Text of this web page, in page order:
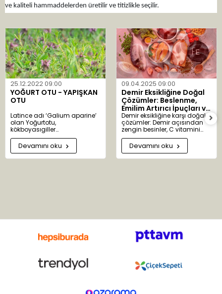
ve kaliteli hammaddelerden üretilir ve titizlikle seçilir.
Aktarist.com üzerinden Malkoç markalı ürünleri satın alarak, sağlıklı
beslenme alışkanlıklarınızı destekleyebilirsiniz. Lezzetli ve sağlıklı tahıl
ürünlerimiz, sizlere doğal ve besleyici bir alternatif sunar. Aktarist.com,
Malkoç markasının güvenilir ve yetkili satıcısıdır.
25.12.2022 09:00
YOĞURT OTU - YAPIŞKAN
OTU
Latince adı ‘Galium aparine’
olan Yoğurtotu,
kökboyasıgiller
familyasındandır. ‘Galium’
kelimesi ‘gala’ kelimesinden
türemiştir. Süt anlamına gelir.
Yoğurtotu eskiden peynir
çiçekleri salkım şeklinde,
Devamını oku
09.04.2025 09:00
Demir Eksikliğine Doğal
Çözümler: Beslenme,
Emilim Artırıcı İpuçları ve
Bitkisel Destekler
Demir eksikliğine karşı doğal
çözümler: Demir açısından
zengin besinler, C vitamini
takviyesi ve bitkisel desteklerle
sağlıklı kan üretimi.
Devamını oku